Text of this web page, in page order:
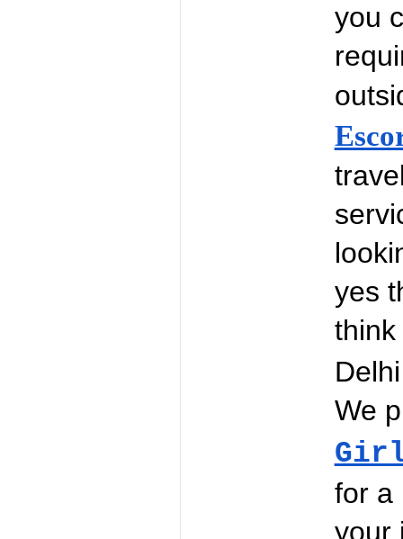
you
yes
We
for a